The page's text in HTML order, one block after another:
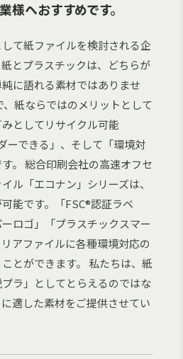
様へおすすめです。
て紙ファイルを検討される企
とプラスチックは、どちらが
純に語れる素材ではありませ
紙ならではのメリットとして
としてリサイクル可能
ーできる」、そして「環境対
。 総合印刷会社の高速オフセ
ル「エコナン」シリーズは、
能です。「FSC®認証ラベ
ロゴ」「プラスチックスマー
アファイルに各種環境対応の
とができます。 私たちは、紙
ラ」としてとらえるのではな
適した素材をご提供させてい